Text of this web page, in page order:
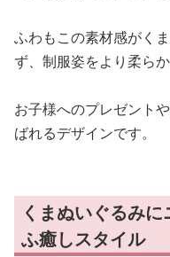
ふわもこの素材感がく
ず、制服姿をより柔ら
お子様へのプレゼント
ばれるデザインです。
くまぬいぐるみ
ふ癒しスタイル